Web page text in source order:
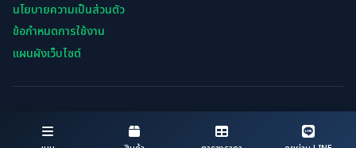
นโยบายความเป็นส่วนตัว
ข้อกำหนดการใช้งาน
แผนผังเว็บไซต์